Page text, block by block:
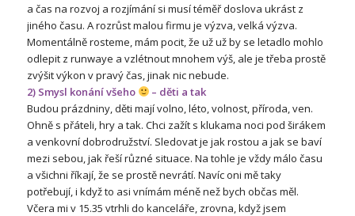
a čas na rozvoj a rozjímání si musí téměř doslova ukrást z
jiného času. A rozrůst malou firmu je výzva, velká výzva.
Momentálně rosteme, mám pocit, že už už by se letadlo mohlo
odlepit z runwaye a vzlétnout mnohem výš, ale je třeba prostě
zvýšit výkon v pravý čas, jinak nic nebude.
2) Smysl konání všeho
– děti a tak
Budou prázdniny, děti mají volno, léto, volnost, příroda, ven.
Ohně s přáteli, hry a tak. Chci zažít s klukama noci pod širákem
a venkovní dobrodružství. Sledovat je jak rostou a jak se baví
mezi sebou, jak řeší různé situace. Na tohle je vždy málo času
a všichni říkají, že se prostě nevrátí. Navíc oni mě taky
potřebují, i když to asi vnímám méně než bych občas měl.
Včera mi v 15.35 vtrhli do kanceláře, zrovna, když jsem